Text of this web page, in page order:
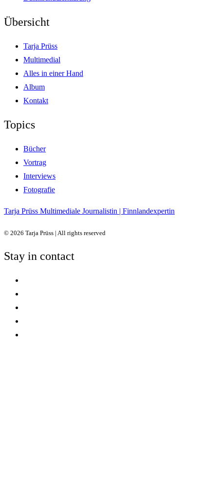
Übersicht
Tarja Prüss
Multimedial
Alles in einer Hand
Album
Kontakt
Topics
Bücher
Vortrag
Interviews
Fotografie
Tarja Prüss Multimediale Journalistin | Finnlandexpertin
© 2026 Tarja Prüss | All rights reserved
Stay in contact